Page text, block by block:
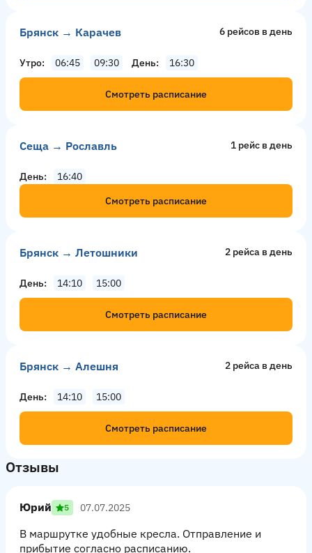
Брянск → Карачев 6 рейсов в день
Утро 06:45 09:30 День 16:30
Смотреть расписание
Сеща → Рославль 1 рейс в день
День
16:40
Смотреть расписание
Брянск → Летошники 2 рейсa в день
День 14:10 15:00
Смотреть расписание
Брянск → Алешня 2 рейсa в день
День 14:10 15:00
Смотреть расписание
Отзывы
Юрий 5 07.07.2025
В маршрутке удобные кресла. Отправление и
прибытие согласно расписанию.